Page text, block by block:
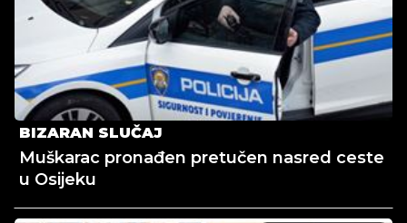
BIZARAN SLUČAJ
Muškarac pronađen pretučen nasred ceste
u Osijeku